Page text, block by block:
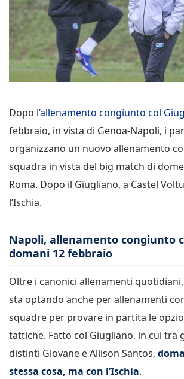
Dopo l’allenamento congiunto col
febbraio, in vista di Genoa-Napoli, i
organizzano un nuovo allenamento
squadra in vista del big match di
Roma. Dopo il Giugliano, a Castel
l’Ischia.
Napoli, allenamento congiunto
domani 12 febbraio
Oltre i canonici allenamenti
sta optando anche per allenamenti
squadre per provare in partita le
tattiche. Fatto col Giugliano, in cui tra
distinti Giovane e Allison Santos,
stessa cosa, ma con l’Ischia.